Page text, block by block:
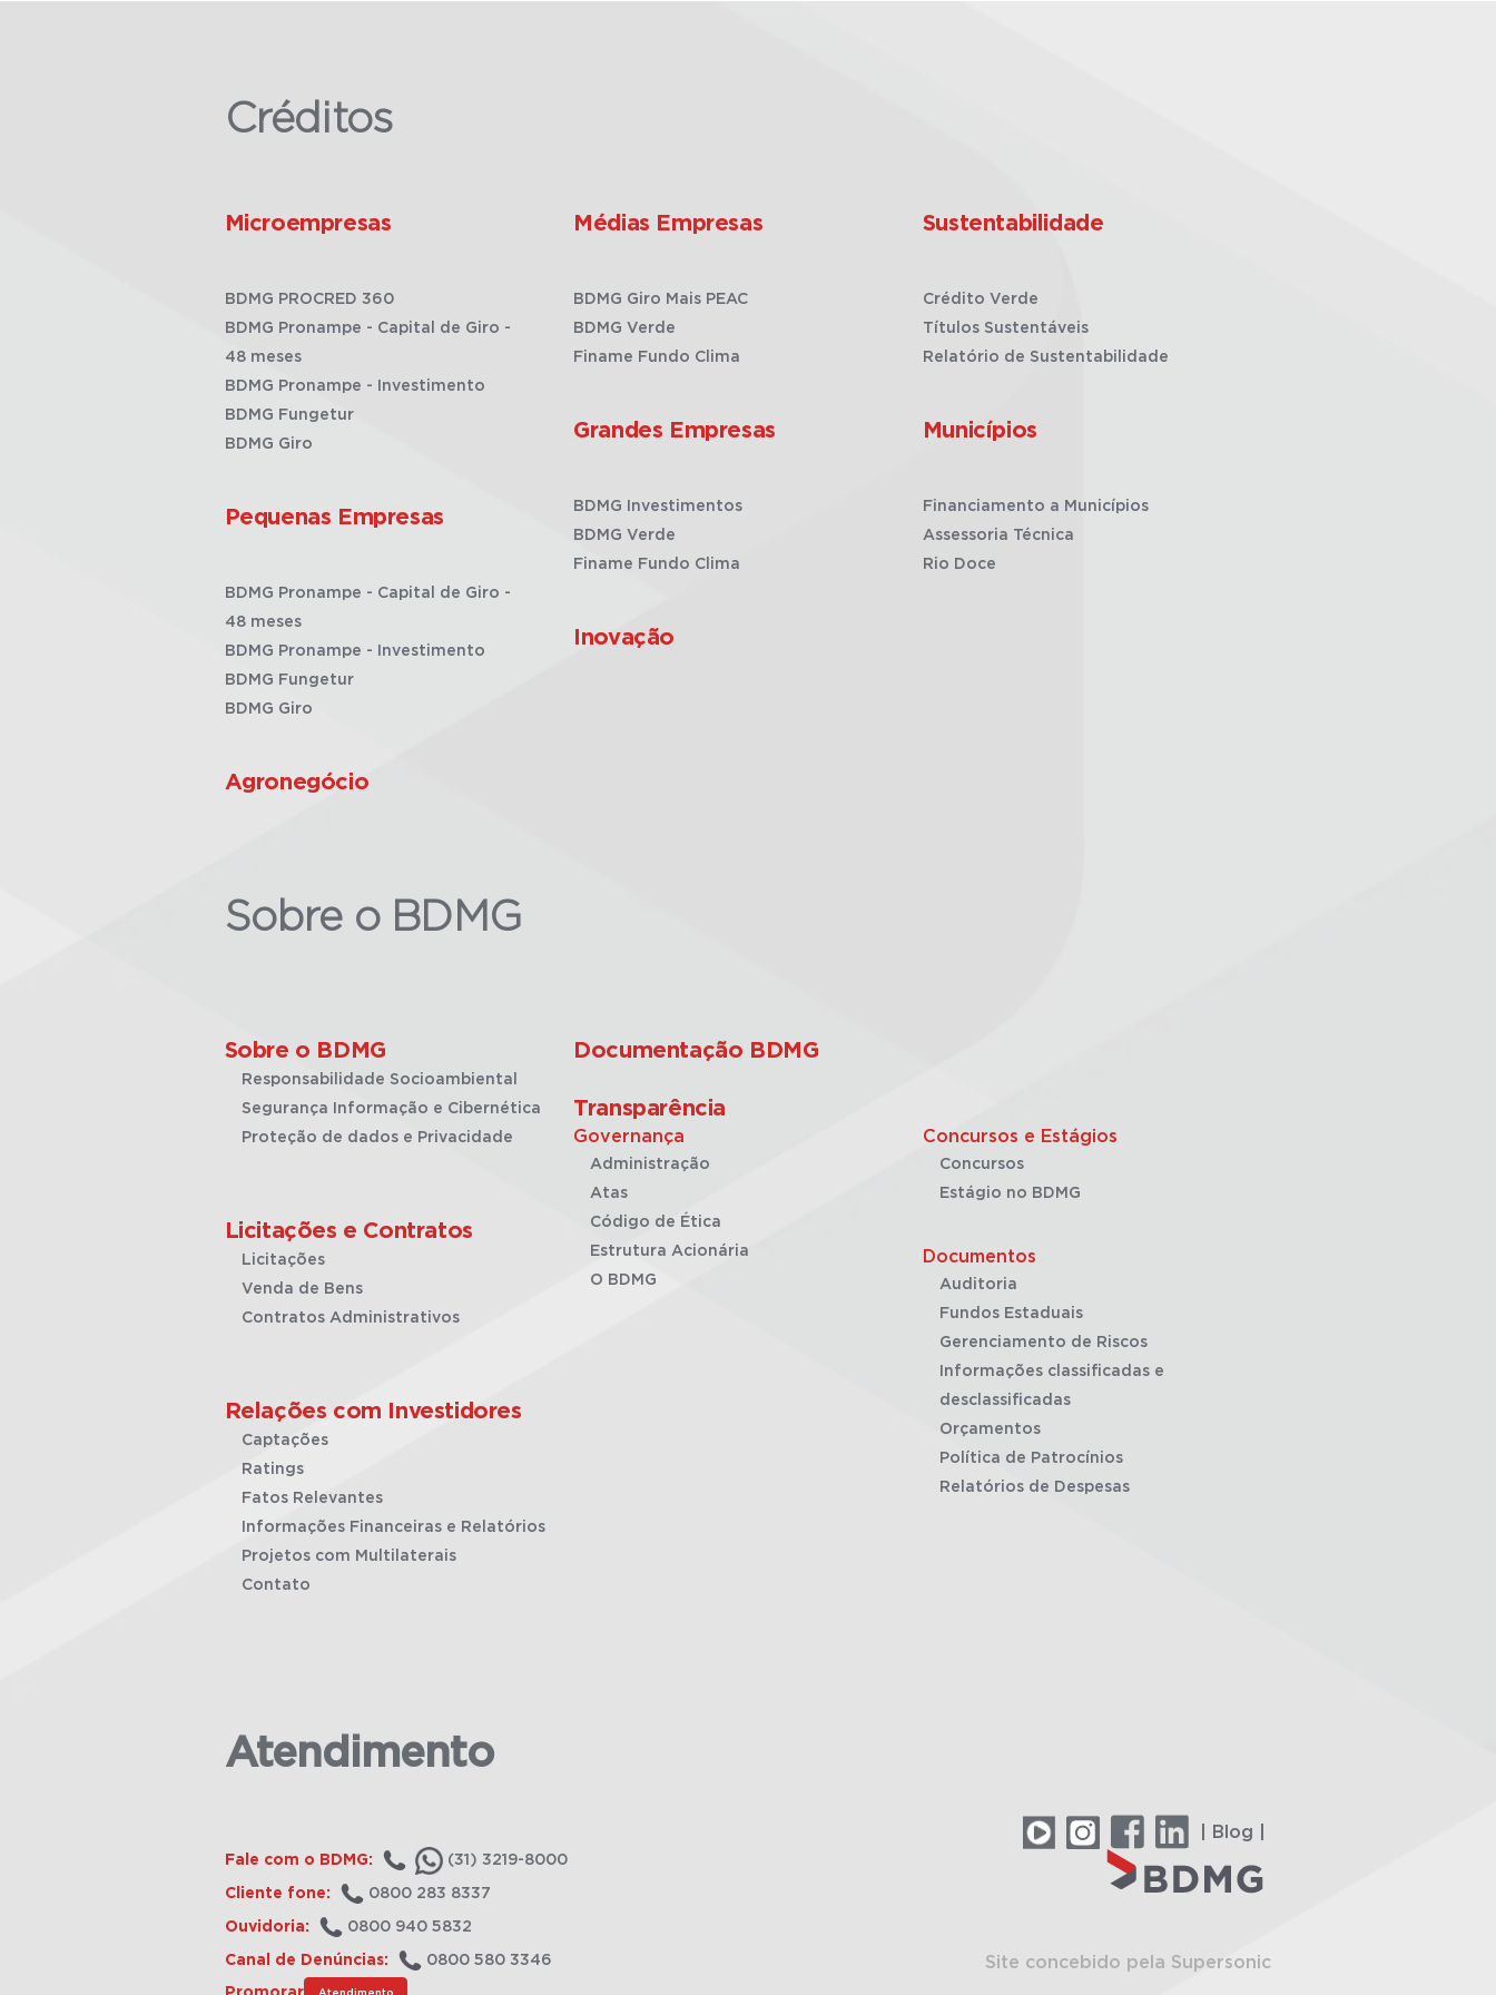
Créditos
Microempresas
BDMG PROCRED 360
BDMG Pronampe - Capital de Giro -
48 meses
BDMG Pronampe - Investimento
BDMG Fungetur
BDMG Giro
Pequenas Empresas
BDMG Pronampe - Capital de Giro -
48 meses
BDMG Pronampe - Investimento
BDMG Fungetur
BDMG Giro
Agronegócio
Médias Empresas
BDMG Giro Mais PEAC
BDMG Verde
Finame Fundo Clima
Grandes Empresas
BDMG Investimentos
BDMG Verde
Finame Fundo Clima
Inovação
Sustentabilidade
Crédito Verde
Títulos Sustentáveis
Relatório de Sustentabilidade
Municípios
Financiamento a Municípios
Assessoria Técnica
Rio Doce
Sobre o BDMG
Sobre o BDMG
Responsabilidade Socioambiental
Segurança Informação e Cibernética
Proteção de dados e Privacidade
Licitações e Contratos
Licitações
Venda de Bens
Contratos Administrativos
Relações com Investidores
Captações
Ratings
Fatos Relevantes
Informações Financeiras e Relatórios
Projetos com Multilaterais
Contato
Documentação BDMG
Transparência
Governança
Administração
Atas
Código de Ética
Estrutura Acionária
O BDMG
Concursos e Estágios
Concursos
Estágio no BDMG
Documentos
Auditoria
Fundos Estaduais
Gerenciamento de Riscos
Informações classificadas e
desclassificadas
Orçamentos
Política de Patrocínios
Relatórios de Despesas
Atendimento
Fale com o BDMG: (31) 3219-8000
Cliente fone: 0800 283 8337
Ouvidoria: 0800 940 5832
Canal de Denúncias: 0800 580 3346
Atendimento
| Blog |
Site concebido pela Supersonic